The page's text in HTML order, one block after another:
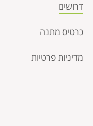
דרושים
כרטיס מתנה
מדיניות פרטיות